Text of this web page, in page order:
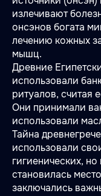
излечивают
онсэнов богата
лечению кожных
мышц.
Древние
использовали
ритуалов, считая
Они принимали
использовали
Тайна
использовали
гигиенических,
становилась
заключались